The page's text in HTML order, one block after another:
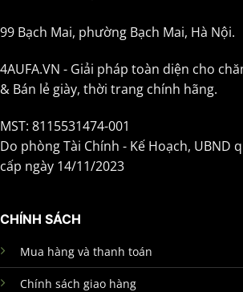
99 Bạch Mai, phường Bạch Mai, Hà Nội.
4AUFA.VN - Giải pháp toàn diện cho
& Bán lẻ giày, thời trang chính hãng.
MST: 8115531474-001
Do phòng Tài Chính - Kế Hoạch, UBND
cấp ngày 14/11/2023
CHÍNH SÁCH
Mua hàng và thanh toán
Chính sách giao hàng